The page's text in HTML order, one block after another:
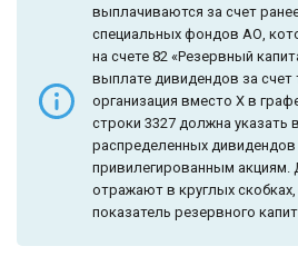
выплачиваются за счет
специальных фондов АО,
на счете 82 «Резервный
выплате дивидендов за счет
организация вместо X в
строки 3327 должна указать
распределенных дивидендов
привилегированным акциям.
отражают в круглых
показатель резервного